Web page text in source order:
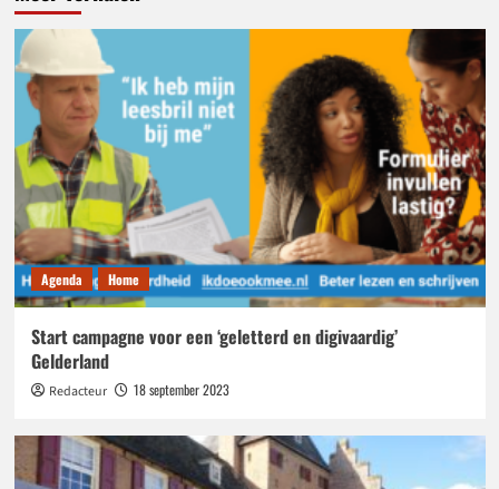
Agenda Home
Start campagne voor een ‘geletterd en digivaardig’
Gelderland
Redacteur 18 september 2023